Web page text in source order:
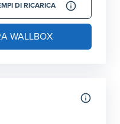
DI RICARICA
WALLBOX